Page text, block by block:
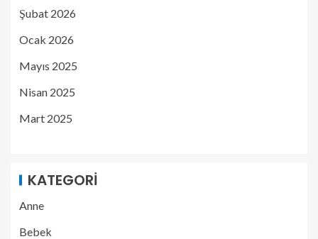
Şubat 2026
Ocak 2026
Mayıs 2025
Nisan 2025
Mart 2025
KATEGORI
Anne
Bebek